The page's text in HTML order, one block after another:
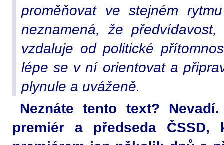
proměňovat ve stejném
neznamená, že
vzdaluje od politické
lépe se v ní orientovat a
plynule a uváženě.
Neznáte tento text?
premiér a předseda